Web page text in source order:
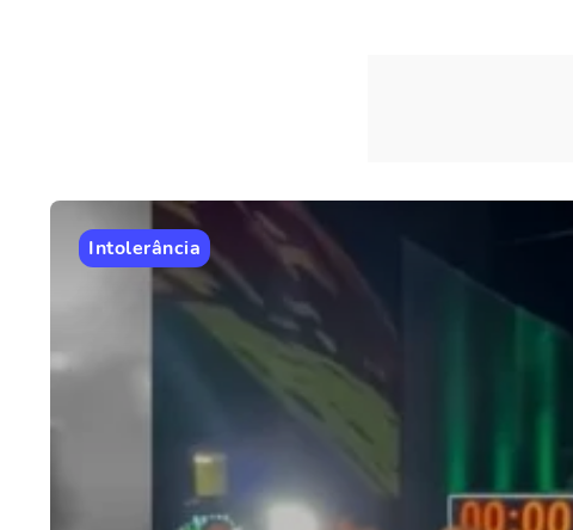
Intolerância